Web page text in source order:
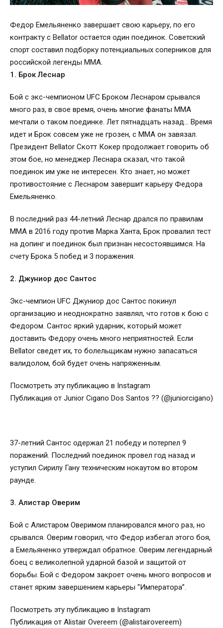
Федор Емельяненко завершает свою карьеру, по его
контракту с Bellator остается один поединок. Советский
спорт составил подборку потенциальных соперников для
российской легенды ММА.
1. Брок Леснар
Бой с экс-чемпионом UFC Броком Леснаром срывался
много раз, в свое время, очень многие фанаты ММА
мечтали о таком поединке. Лет пятнадцать назад… Время
идет и Брок совсем уже не грозен, с ММА он завязал.
Президент Bellator Скотт Кокер продолжает говорить об
этом бое, но менеджер Леснара сказал, что такой
поединок им уже не интересен. Кто знает, но может
противостояние с Леснаром завершит карьеру Федора
Емельяненко.
В последний раз 44-летний Леснар дрался по правилам
ММА в 2016 году против Марка Ханта, Брок провалил тест
на допинг и поединок был признан несостоявшимся. На
счету Брока 5 побед и 3 поражения.
2. Джуниор дос Сантос
Экс-чемпион UFC Джуниор дос Сантос покинул
организацию и неоднократно заявлял, что готов к бою с
Федором. Сантос яркий ударник, который может
доставить Федору очень много неприятностей. Если
Bellator сведет их, то болельщикам нужно запасаться
валидолом, бой будет очень напряженным.
Посмотреть эту публикацию в Instagram
Публикация от Junior Cigano Dos Santos ?? (@juniorcigano)
37-летний Сантос одержал 21 победу и потерпел 9
поражений. Последний поединок провел год назад и
уступил Сирилу Гану техническим нокаутом во втором
раунде.
3. Алистар Оверим
Бой с Алистаром Оверимом планировался много раз, но
срывался. Оверим говорил, что Федор избегал этого боя,
а Емельяненко утверждал обратное. Оверим легендарный
боец с великолепной ударной базой и защитой от
борьбы. Бой с Федором закроет очень много вопросов и
станет ярким завершением карьеры “Императора”.
Посмотреть эту публикацию в Instagram
Публикация от Alistair Overeem (@alistairovereem)